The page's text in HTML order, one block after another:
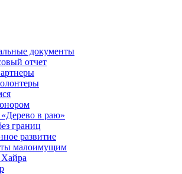
документы
отчет
в раю»
границ
развитие
малоимущим